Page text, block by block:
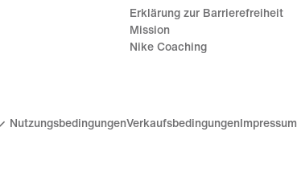
Erklärung zur Barrierefreiheit
Mission
Nike Coaching
NutzungsbedingungenVerkaufsbedingungen Impressum